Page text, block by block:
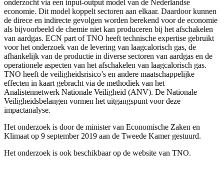
onderzocht via een input-output model van de Nederlandse
economie. Dit model koppelt sectoren aan elkaar. Daardoor kunnen
de direce en indirecte gevolgen worden berekend voor de economie
als bijvoorbeeld de chemie niet kan produceren bij het afschakelen
van aardgas. ECN part of TNO heeft technische expertise gebruikt
voor het onderzoek van de levering van laagcalorisch gas, de
afhankelijk van de productie in diverse sectoren van aardgas en de
operationele aspecten van het afschakelen van laagcalorisch gas.
TNO heeft de veiligheidsrisico’s en andere maatschappelijke
effecten in kaart gebracht via de methodiek van het
Analistennetwerk Nationale Veiligheid (ANV). De Nationale
Veiligheidsbelangen vormen het uitgangspunt voor deze
impactanalyse.
Het onderzoek is door de minister van Economische Zaken en
Klimaat op 9 september 2019 aan de Tweede Kamer gestuurd.
Het onderzoek is ook beschikbaar op de website van TNO.